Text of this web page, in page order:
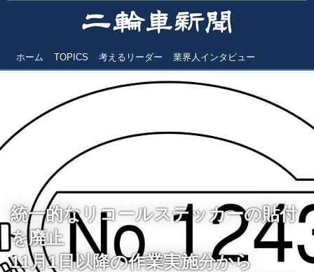
ホーム TOPICS 考えるリーダー 業界人インタビュー
統一的なリコールステッカーの貼付
を廃止
11月1日以降の作業実施分から